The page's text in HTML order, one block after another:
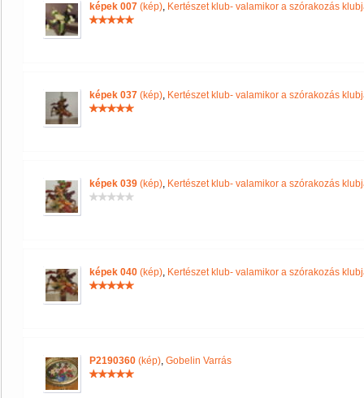
képek 007 (kép), Kertészet klub- valamikor a szórakozás
képek 037 (kép), Kertészet klub- valamikor a szórakozás
képek 039 (kép), Kertészet klub- valamikor a szórakozás
képek 040 (kép), Kertészet klub- valamikor a szórakozás
P2190360 (kép), Gobelin Varrás